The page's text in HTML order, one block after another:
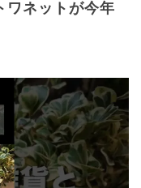
ワネットが今年